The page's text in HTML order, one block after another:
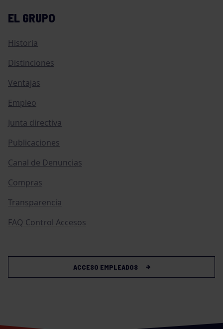
EL GRUPO
Historia
Distinciones
Ventajas
Empleo
Junta directiva
Publicaciones
Canal de Denuncias
Compras
Transparencia
FAQ Control Accesos
ACCESO EMPLEADOS